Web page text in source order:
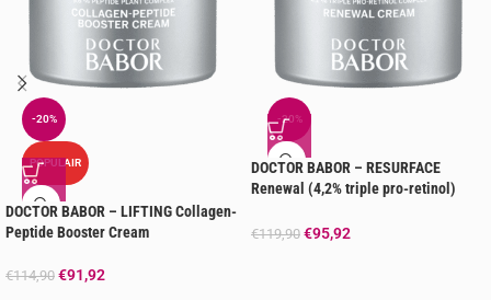
-20%
POPULAIR
DOCTOR BABOR – LIFTING Collagen-
Peptide Booster Cream
€114,90 €91,92
-20%
DOCTOR BABOR – RESURFACE
Renewal (4,2% triple pro-retinol)
€119,90 €95,92